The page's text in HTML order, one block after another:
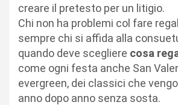
creare il pretesto per un litigio.
Chi non ha problemi col fare
sempre chi si affida alla
quando deve scegliere cosa
come ogni festa anche San
evergreen, dei classici che
anno dopo anno senza sosta.